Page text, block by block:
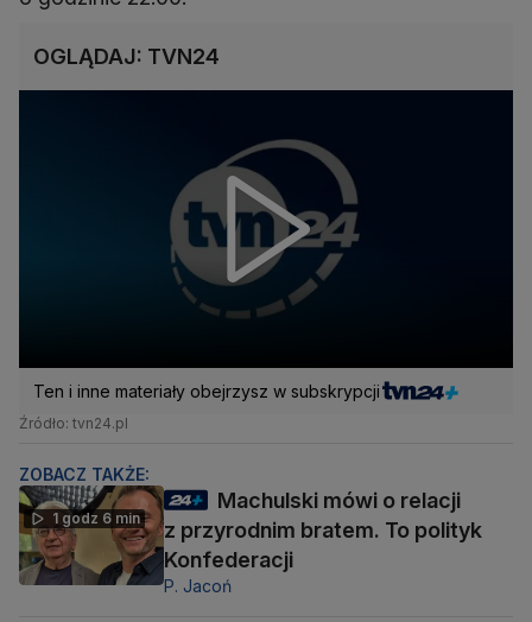
OGLĄDAJ: TVN24
Ten i inne materiały obejrzysz w subskrypcji
Źródło: tvn24.pl
ZOBACZ TAKŻE:
1 godz 6 min
Machulski mówi o relacji
z przyrodnim bratem. To polityk
Konfederacji
P. Jacoń